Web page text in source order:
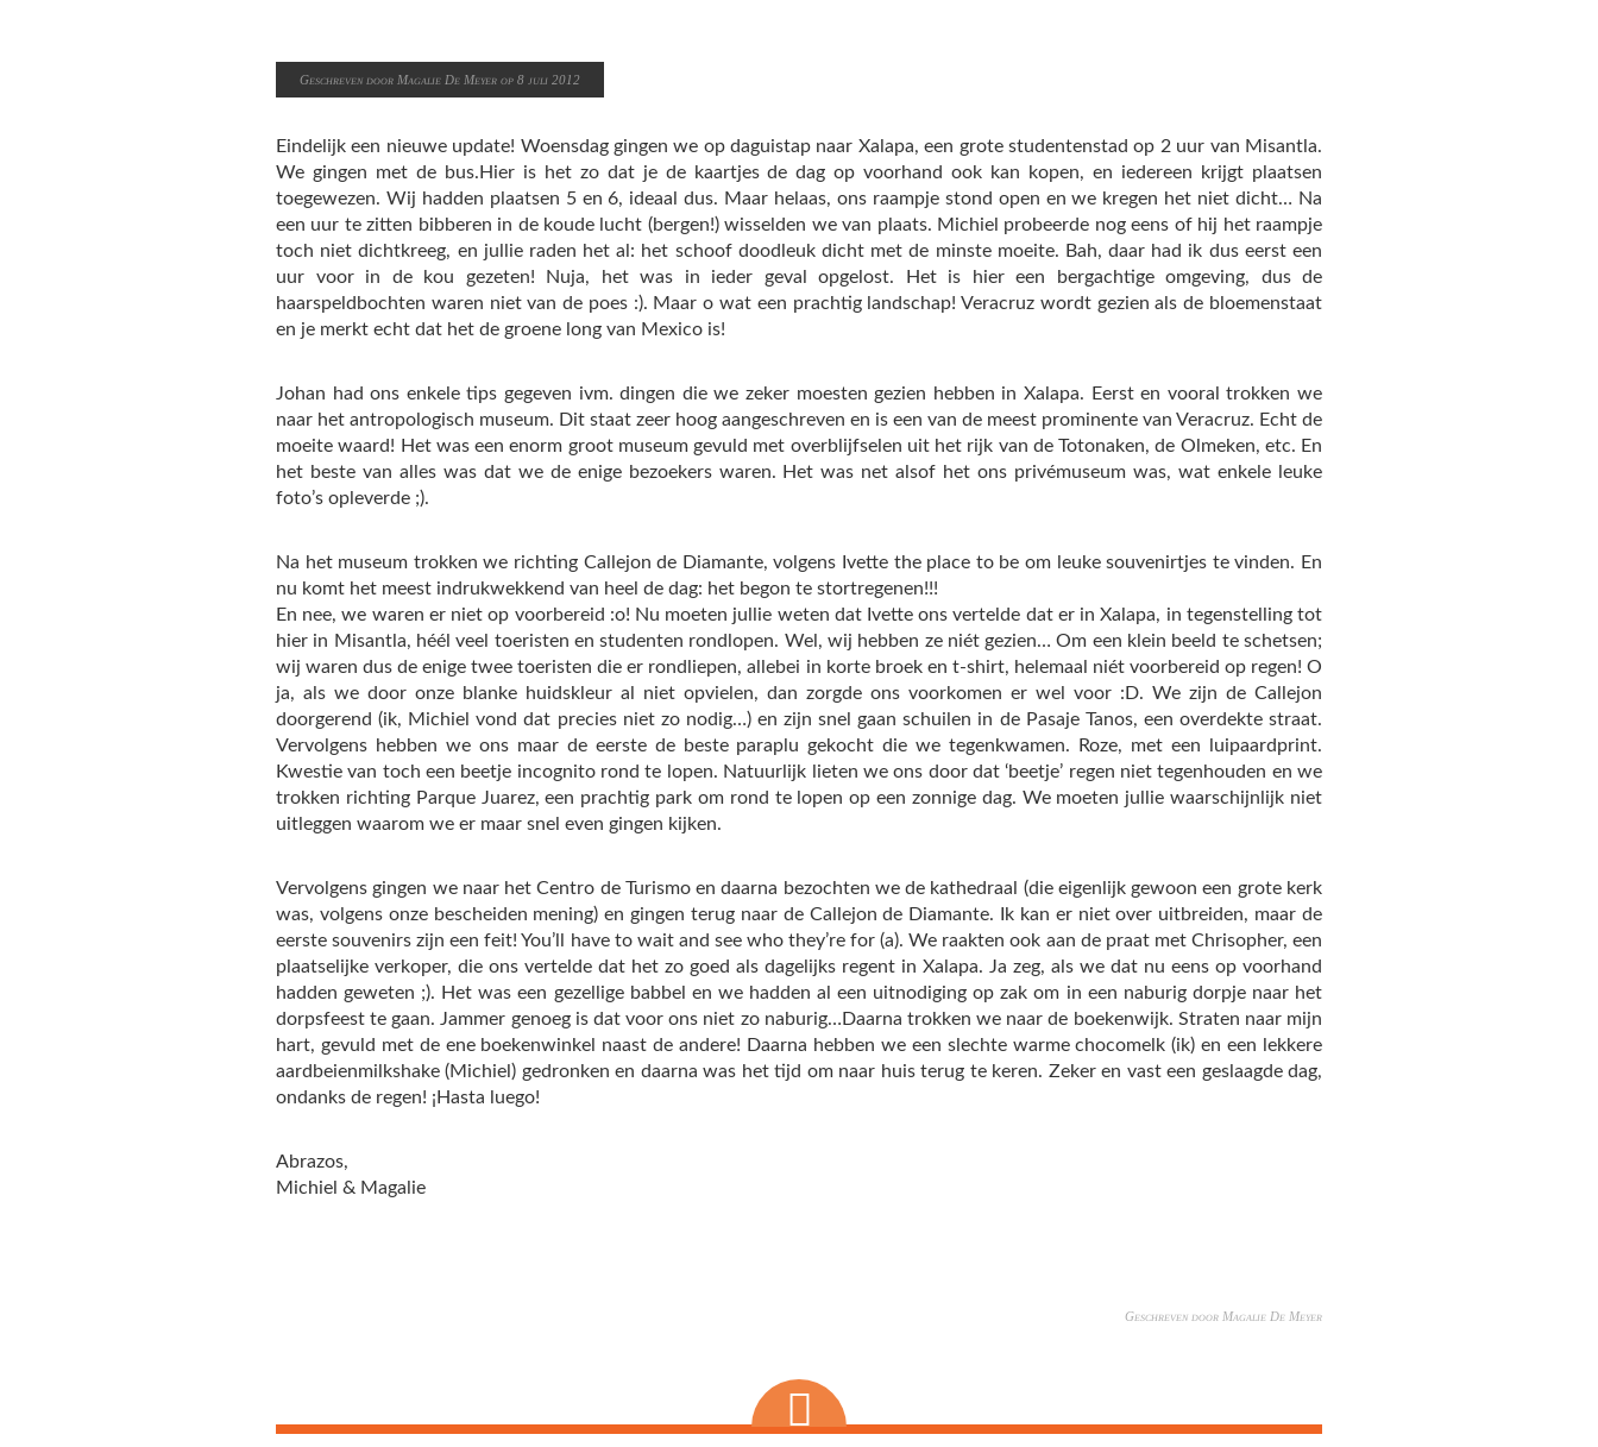
Geschreven door Magalie De Meyer op 8 juli 2012
Eindelijk een nieuwe update! Woensdag gingen we op daguistap naar Xalapa, een grote studentenstad op 2 uur van Misantla.
We gingen met de bus.Hier is het zo dat je de kaartjes de dag op voorhand ook kan kopen, en iedereen krijgt plaatsen
toegewezen. Wij hadden plaatsen 5 en 6, ideaal dus. Maar helaas, ons raampje stond open en we kregen het niet dicht… Na
een uur te zitten bibberen in de koude lucht (bergen!) wisselden we van plaats. Michiel probeerde nog eens of hij het raampje
toch niet dichtkreeg, en jullie raden het al: het schoof doodleuk dicht met de minste moeite. Bah, daar had ik dus eerst een
uur voor in de kou gezeten! Nuja, het was in ieder geval opgelost. Het is hier een bergachtige omgeving, dus de
haarspeldbochten waren niet van de poes :). Maar o wat een prachtig landschap! Veracruz wordt gezien als de bloemenstaat
en je merkt echt dat het de groene long van Mexico is!
Johan had ons enkele tips gegeven ivm. dingen die we zeker moesten gezien hebben in Xalapa. Eerst en vooral trokken we
naar het antropologisch museum. Dit staat zeer hoog aangeschreven en is een van de meest prominente van Veracruz. Echt de
moeite waard! Het was een enorm groot museum gevuld met overblijfselen uit het rijk van de Totonaken, de Olmeken, etc. En
het beste van alles was dat we de enige bezoekers waren. Het was net alsof het ons privémuseum was, wat enkele leuke
foto’s opleverde ;).
Na het museum trokken we richting Callejon de Diamante, volgens Ivette the place to be om leuke souvenirtjes te vinden. En
nu komt het meest indrukwekkend van heel de dag: het begon te stortregenen!!!
En nee, we waren er niet op voorbereid :o! Nu moeten jullie weten dat Ivette ons vertelde dat er in Xalapa, in tegenstelling tot
hier in Misantla, héél veel toeristen en studenten rondlopen. Wel, wij hebben ze niét gezien… Om een klein beeld te schetsen;
wij waren dus de enige twee toeristen die er rondliepen, allebei in korte broek en t-shirt, helemaal niét voorbereid op regen! O
ja, als we door onze blanke huidskleur al niet opvielen, dan zorgde ons voorkomen er wel voor :D. We zijn de Callejon
doorgerend (ik, Michiel vond dat precies niet zo nodig…) en zijn snel gaan schuilen in de Pasaje Tanos, een overdekte straat.
Vervolgens hebben we ons maar de eerste de beste paraplu gekocht die we tegenkwamen. Roze, met een luipaardprint.
Kwestie van toch een beetje incognito rond te lopen. Natuurlijk lieten we ons door dat ‘beetje’ regen niet tegenhouden en we
trokken richting Parque Juarez, een prachtig park om rond te lopen op een zonnige dag. We moeten jullie waarschijnlijk niet
uitleggen waarom we er maar snel even gingen kijken.
Vervolgens gingen we naar het Centro de Turismo en daarna bezochten we de kathedraal (die eigenlijk gewoon een grote kerk
was, volgens onze bescheiden mening) en gingen terug naar de Callejon de Diamante. Ik kan er niet over uitbreiden, maar de
eerste souvenirs zijn een feit! You’ll have to wait and see who they’re for (a). We raakten ook aan de praat met Chrisopher, een
plaatselijke verkoper, die ons vertelde dat het zo goed als dagelijks regent in Xalapa. Ja zeg, als we dat nu eens op voorhand
hadden geweten ;). Het was een gezellige babbel en we hadden al een uitnodiging op zak om in een naburig dorpje naar het
dorpsfeest te gaan. Jammer genoeg is dat voor ons niet zo naburig…Daarna trokken we naar de boekenwijk. Straten naar mijn
hart, gevuld met de ene boekenwinkel naast de andere! Daarna hebben we een slechte warme chocomelk (ik) en een lekkere
aardbeienmilkshake (Michiel) gedronken en daarna was het tijd om naar huis terug te keren. Zeker en vast een geslaagde dag,
ondanks de regen! ¡Hasta luego!
Abrazos,
Michiel & Magalie
Geschreven door Magalie De Meyer